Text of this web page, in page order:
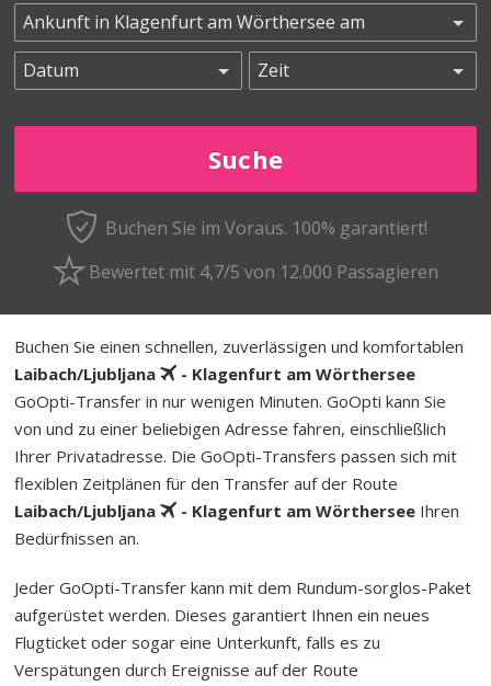
Buchen Sie im Voraus. 100% garantiert!
Bewertet mit 4,7/5 von 12.000 Passagieren
Buchen Sie einen schnellen, zuverlässigen und komfortablen
Laibach/Ljubljana
- Klagenfurt am Wörthersee
GoOpti-Transfer in nur wenigen Minuten. GoOpti kann Sie
von und zu einer beliebigen Adresse fahren, einschließlich
Ihrer Privatadresse. Die GoOpti-Transfers passen sich mit
flexiblen Zeitplänen für den Transfer auf der Route
Laibach/Ljubljana
- Klagenfurt am Wörthersee Ihren
Bedürfnissen an.
Jeder GoOpti-Transfer kann mit dem Rund­um-sorg­los-Pa­ket
aufgerüstet werden. Dieses garantiert Ihnen ein neues
Flugticket oder sogar eine Unterkunft, falls es zu
Verspätungen durch Ereignisse auf der Route